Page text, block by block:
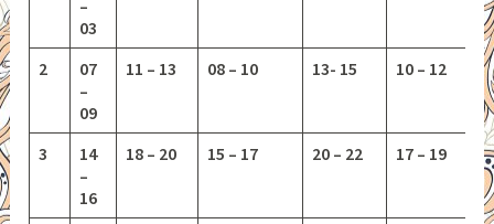
–
03
2
07
–
09
11 – 13 08 – 10 13- 15 10 – 12
3
14
–
16
18 – 20 15 – 17 20 – 22 17 – 19